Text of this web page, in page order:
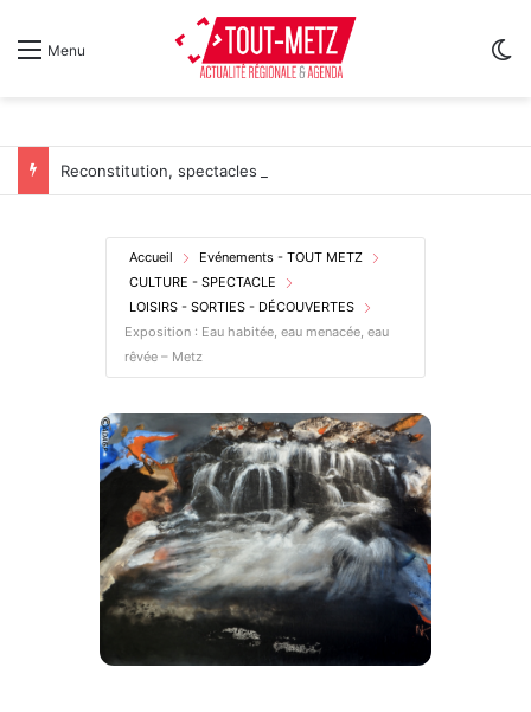
Menu
Accueil
Evénements - TOUT METZ
CULTURE - SPECTACLE
LOISIRS - SORTIES - DÉCOUVERTES
Exposition : Eau habitée, eau menacée, eau
rêvée – Metz